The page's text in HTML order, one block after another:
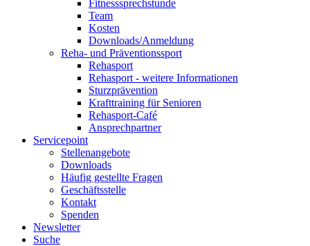
Fitnesssprechstunde
Team
Kosten
Downloads/Anmeldung
Reha- und Präventionssport
Rehasport
Rehasport - weitere Informationen
Sturzprävention
Krafttraining für Senioren
Rehasport-Café
Ansprechpartner
Servicepoint
Stellenangebote
Downloads
Häufig gestellte Fragen
Geschäftsstelle
Kontakt
Spenden
Newsletter
Suche